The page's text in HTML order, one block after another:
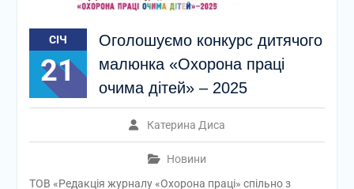
СІЧ
21
Оголошуємо конкурс дитячого
малюнка «Охорона праці
очима дітей» – 2025
Катерина Диса
Новини
ТОВ «Редакція журналу «Охорона праці» спільно з